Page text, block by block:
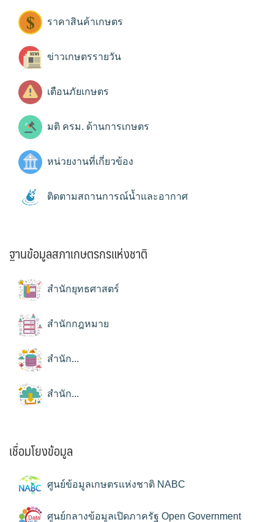
ราคาสินค้าเกษตร
ข่าวเกษตรรายวัน
เตือนภัยเกษตร
มติ ครม. ด้านการเกษตร
หน่วยงานที่เกี่ยวข้อง
ติดตามสถานการณ์น้ำและอากาศ
ฐานข้อมูลสภาเกษตรกรแห่งชาติ
สำนักยุทธศาสตร์
สำนักกฎหมาย
สำนัก...
สำนัก...
เชื่อมโยงข้อมูล
ศูนย์ข้อมูลเกษตรแห่งชาติ NABC
ศูนย์กลางข้อมูลเปิดภาครัฐ Open Government